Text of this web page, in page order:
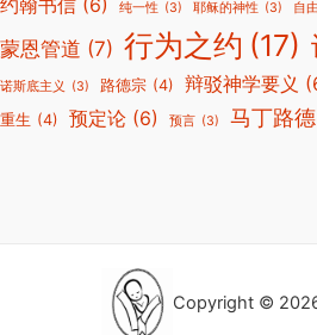
约翰书信 (6) 纯一性 (3) 耶稣的神性 (3) 自
蒙恩管道 (7) 行为之约 (17)
诺斯底主义 (3) 路德宗 (4) 辩驳神学要义
重生 (4) 预定论 (6) 预言 (3) 马丁路德
Copyright ©